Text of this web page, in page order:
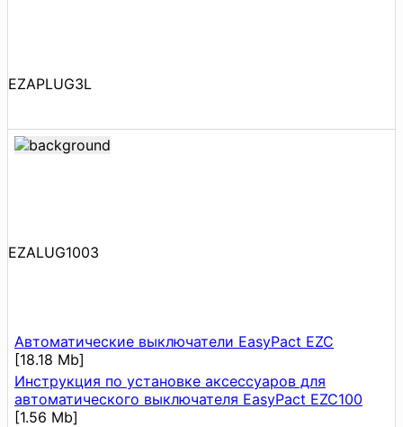
EZAPLUG3L
EZALUG1003
Автоматические выключатели EasyPact EZC
[18.18 Mb]
Инструкция по установке аксессуаров для
автоматического выключателя EasyPact EZC100
[1.56 Mb]